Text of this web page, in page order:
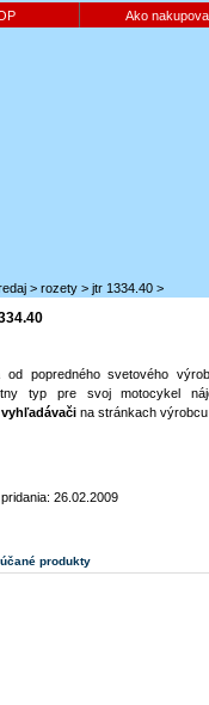
Ako
> rozety > jtr 1334.40 >
od popredného svetového
typ pre svoj motocykel
na stránkach
26.02.2009
produkty